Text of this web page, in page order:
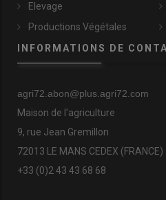
Elevage
Productions Végétales
INFORMATIONS DE
agri72.abon@plus.agri72.com
Maison de l'agriculture
9, rue Jean Gremillon
72013 LE MANS CEDEX (FRANCE)
+33 (0)2 43 43 68 68